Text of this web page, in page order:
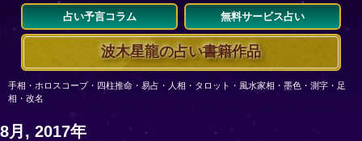
占い予言コラム 無料サービス占い
波木星龍の占い書籍作品
手相・ホロスコープ・四柱推命・易占・人相・タロット・風水家相・墨色・測字・足
相・改名
8月, 2017年